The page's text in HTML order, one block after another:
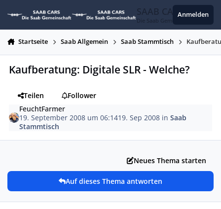
SAAB CARS
Die Saab Gemeinschaft
Anmelden
Startseite Saab Allgemein Saab Stammtisch
Kaufberatung: Digitale SLR - Welche?
Teilen
Follower
FeuchtFarmer
19. September 2008 um 06:1419. Sep 2008 inSaab
Stammtisch
Neues Thema starten
Auf dieses Thema antworten